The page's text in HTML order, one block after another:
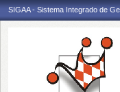
SIGAA - Sistema Integrado de